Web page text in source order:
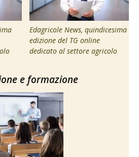
Edagricole News, quindicesima
edizione del TG online
dedicato al settore agricolo
e formazione